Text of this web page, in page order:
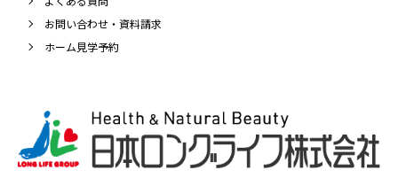
お問い合わせ・資料請求
ホーム見学予約